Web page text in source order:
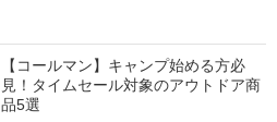
【コールマン】キャンプ始める方必
見！タイムセール対象のアウトドア商
品5選